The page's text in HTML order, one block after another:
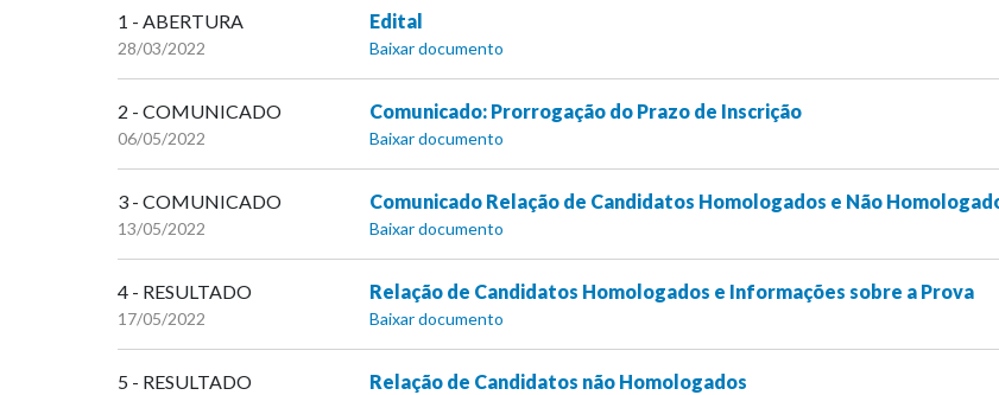
1 - ABERTURA
28/03/2022
Edital
Baixar documento
2 - COMUNICADO
06/05/2022
Comunicado: Prorrogação do Prazo de Inscrição
Baixar documento
3 - COMUNICADO
13/05/2022
Comunicado Relação de Candidatos Homologados e Não
Baixar documento
4 - RESULTADO
17/05/2022
Relação de Candidatos Homologados e Informações sobre a Prova
Baixar documento
5 - RESULTADO Relação de Candidatos não Homologados